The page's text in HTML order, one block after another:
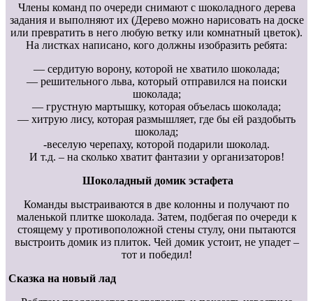
Члены команд по очереди снимают с шоколадного дерева
задания и выполняют их (Дерево можно нарисовать на доске
или превратить в него любую ветку или комнатный цветок).
На листках написано, кого должны изобразить ребята:
— сердитую ворону, которой не хватило шоколада;
— решительного льва, который отправился на поиски
шоколада;
— грустную мартышку, которая объелась шоколада;
— хитрую лису, которая размышляет, где бы ей раздобыть
шоколад;
-веселую черепаху, которой подарили шоколад.
И т.д. – на сколько хватит фантазии у организаторов!
Шоколадный домик эстафета
Команды выстраиваются в две колонны и получают по
маленькой плитке шоколада. Затем, подбегая по очереди к
стоящему у противоположной стены стулу, они пытаются
выстроить домик из плиток. Чей домик устоит, не упадет –
тот и победил!
Сказка на новый лад